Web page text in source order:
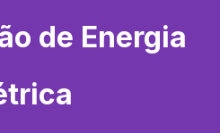
de Energia